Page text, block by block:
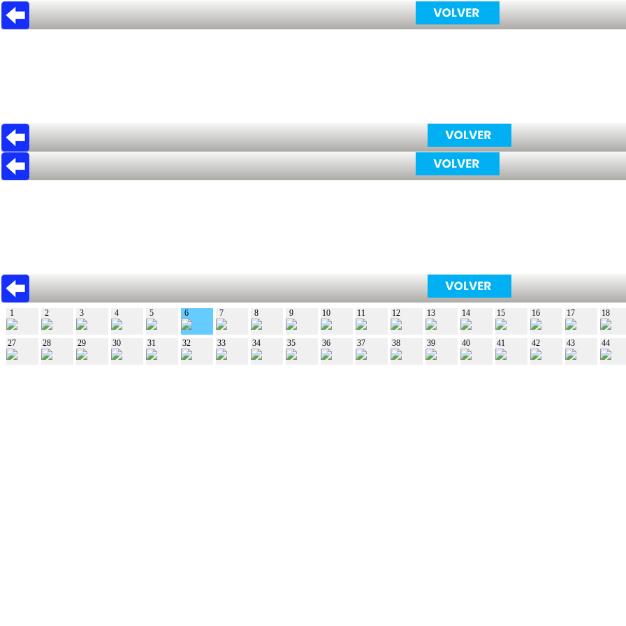
1 2 3 4 5 6 7 8 9 10 11 12 13 14 15 16 17 18
27 28 29 30 31 32 33 34 35 36 37 38 39 40 41 42 43 44